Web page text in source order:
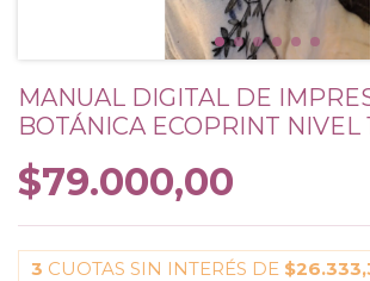
MANUAL DIGITAL DE
BOTÁNICA ECOPRINT NIVEL
$79.000,00
3 CUOTAS SIN INTERÉS DE